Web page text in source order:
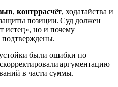
, контррасчёт, ходатайства и
защиты позиции. Суд должен
истец», но и почему
подтверждены.
были ошибки по
аргументацию
в части суммы.